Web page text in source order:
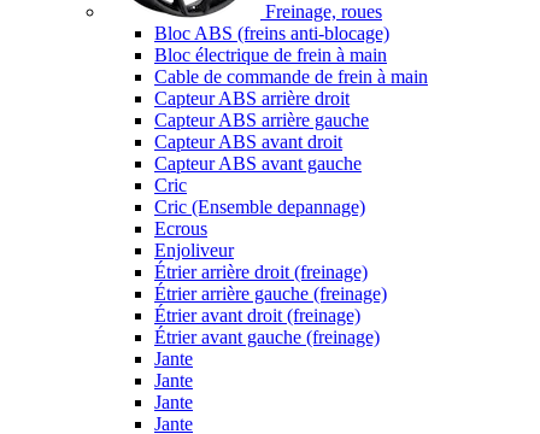
Freinage, roues
Bloc ABS (freins anti-blocage)
Bloc électrique de frein à main
Cable de commande de frein à main
Capteur ABS arrière droit
Capteur ABS arrière gauche
Capteur ABS avant droit
Capteur ABS avant gauche
Cric
Cric (Ensemble depannage)
Ecrous
Enjoliveur
Étrier arrière droit (freinage)
Étrier arrière gauche (freinage)
Étrier avant droit (freinage)
Étrier avant gauche (freinage)
Jante
Jante
Jante
Jante